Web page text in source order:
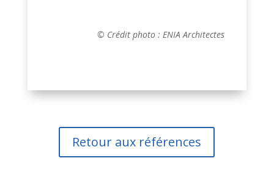
© Crédit photo : ENIA Architectes
Retour aux références